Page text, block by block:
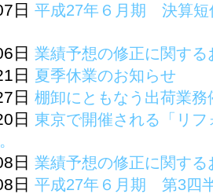
日 平成27年６月期 決算短
日 業績予想の修正に関する
日 夏季休業のお知らせ
日 棚卸にともなう出荷業務
日 東京で開催される「リ
日 業績予想の修正に関する
日 平成27年６月期 第3四